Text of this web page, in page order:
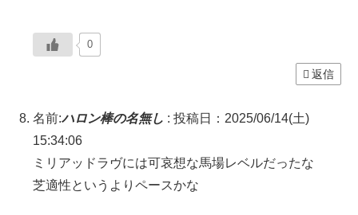
0
返信
名前:ハロン棒の名無し : 投稿日：2025/06/14(土)
15:34:06
ミリアッドラヴには可哀想な馬場レベルだったな
芝適性というよりペースかな